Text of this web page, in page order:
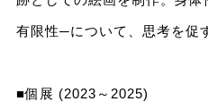
有限性─について、思考を促
■個展 (2023～2025)